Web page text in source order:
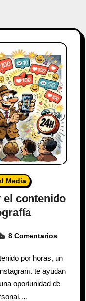
Media
el contenido
8 Comentarios
por horas, un
te ayudan
oportunidad de